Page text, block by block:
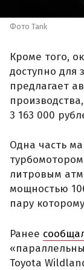
Фото Tank
Кроме того,
доступно для
предлагает
3 163 000
Одна часть
литровым
мощностью
пару
Ранее
Toyota